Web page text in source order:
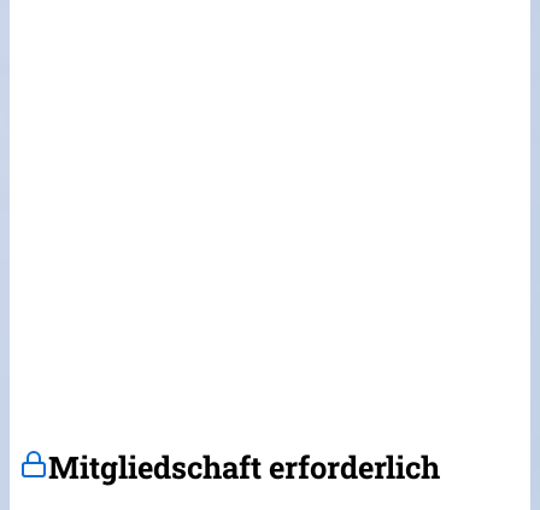
Mitgliedschaft erforderlich